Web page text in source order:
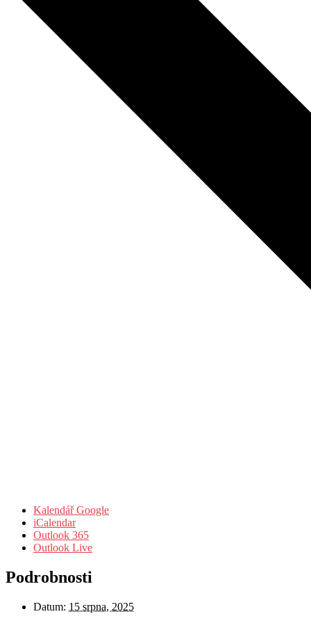
Kalendář Google
iCalendar
Outlook 365
Outlook Live
Podrobnosti
Datum: 15 srpna, 2025